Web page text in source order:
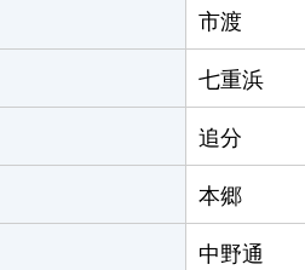
市渡
七重浜
追分
本郷
中野通